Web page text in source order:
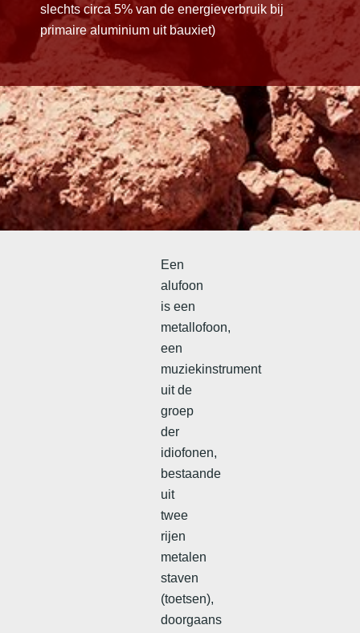
slechts circa 5% van de energieverbruik bij
primaire aluminium uit bauxiet)
Een
alufoon
is een
metallofoon,
een
muziekinstrument
uit de
groep
der
idiofonen,
bestaande
uit
twee
rijen
metalen
staven
(toetsen),
doorgaans